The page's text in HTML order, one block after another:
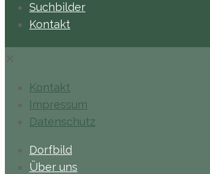
Suchbilder
Kontakt
Kontakt
Impressum
Datenschutz
Dorfbild
Über uns